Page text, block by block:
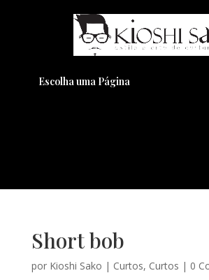
Escolha uma Página
Short bob
por Kioshi Sako | Curtos, Curtos | 0
Pensando em
Visual??